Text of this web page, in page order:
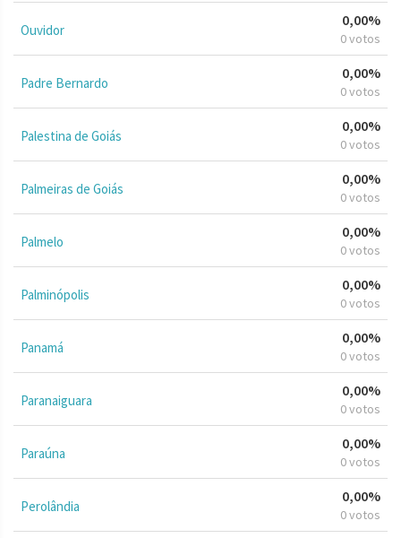
Ouvidor
0,00%
0 votos
Padre Bernardo
0,00%
0 votos
Palestina de Goiás
0,00%
0 votos
Palmeiras de Goiás
0,00%
0 votos
Palmelo
0,00%
0 votos
Palminópolis
0,00%
0 votos
Panamá
0,00%
0 votos
Paranaiguara
0,00%
0 votos
Paraúna
0,00%
0 votos
Perolândia
0,00%
0 votos